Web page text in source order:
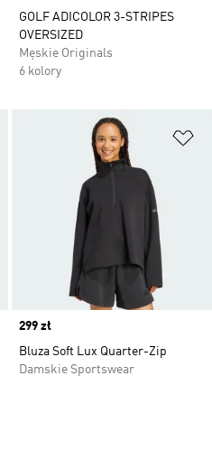
GOLF ADICOLOR 3-STRIPES
OVERSIZED
Męskie Originals
6 kolory
Dodaj do listy życzeń
Price
299 zł
Bluza Soft Lux Quarter-Zip
Damskie Sportswear